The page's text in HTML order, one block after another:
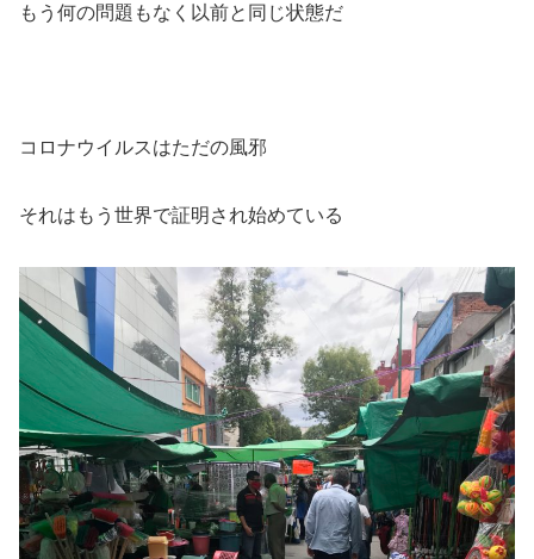
もう何の問題もなく以前と同じ状態だ
コロナウイルスはただの風邪
それはもう世界で証明され始めている